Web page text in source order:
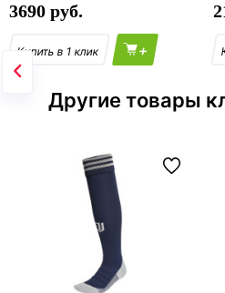
3690
+
Другие товары